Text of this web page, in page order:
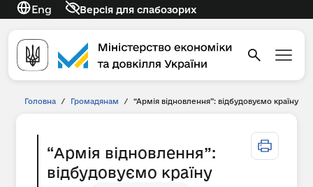
Eng Версія для слабозорих
Головна / Громадянам / “Армія відновлення”: відбудовуємо країну
“Армія відновлення”:
відбудовуємо країну